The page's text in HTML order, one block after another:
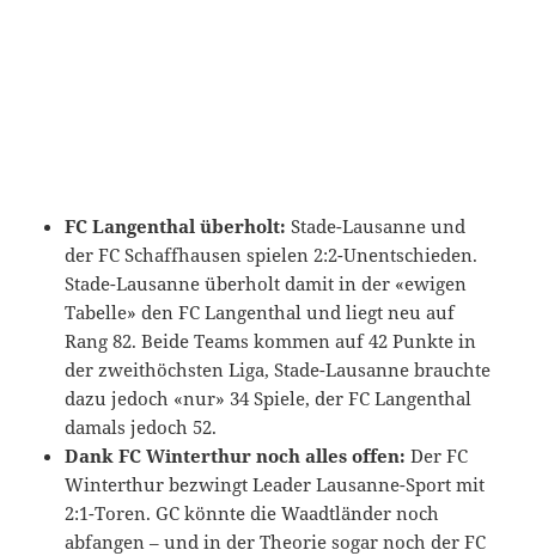
FC Langenthal überholt: Stade-Lausanne und
der FC Schaffhausen spielen 2:2-Unentschieden.
Stade-Lausanne überholt damit in der «ewigen
Tabelle» den FC Langenthal und liegt neu auf
Rang 82. Beide Teams kommen auf 42 Punkte in
der zweithöchsten Liga, Stade-Lausanne brauchte
dazu jedoch «nur» 34 Spiele, der FC Langenthal
damals jedoch 52.
Dank FC Winterthur noch alles offen: Der FC
Winterthur bezwingt Leader Lausanne-Sport mit
2:1-Toren. GC könnte die Waadtländer noch
abfangen – und in der Theorie sogar noch der FC